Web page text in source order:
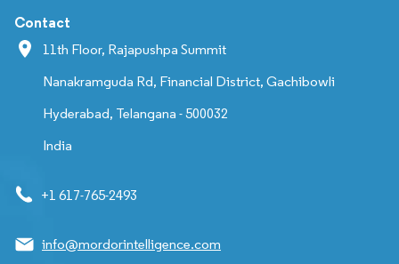
Contact
11th Floor, Rajapushpa Summit
Nanakramguda Rd, Financial District, Gachibowli
Hyderabad, Telangana - 500032
India
+1 617-765-2493
info@mordorintelligence.com